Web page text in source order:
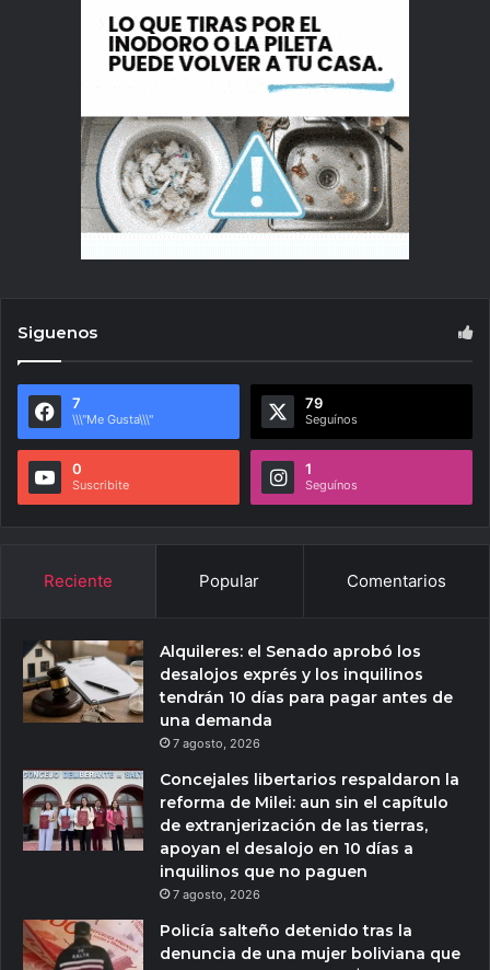
Siguenos
7
\\\"Me Gusta\\\"
79
Seguínos
0
Suscribite
1
Seguínos
Reciente Popular Comentarios
Alquileres: el Senado aprobó los
desalojos exprés y los inquilinos
tendrán 10 días para pagar antes de
una demanda
7 agosto, 2026
Concejales libertarios respaldaron la
reforma de Milei: aun sin el capítulo
de extranjerización de las tierras,
apoyan el desalojo en 10 días a
inquilinos que no paguen
7 agosto, 2026
Policía salteño detenido tras la
denuncia de una mujer boliviana que